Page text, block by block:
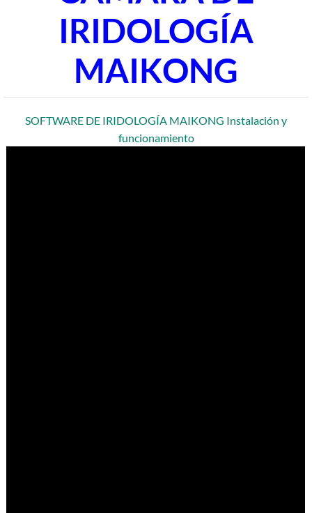
IRIDOLOGÍA
MAIKONG
SOFTWARE DE IRIDOLOGÍA MAIKONG Instalación y
funcionamiento